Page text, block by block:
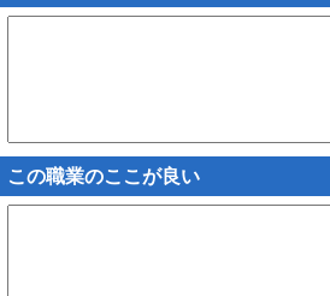
この職業のここが良い